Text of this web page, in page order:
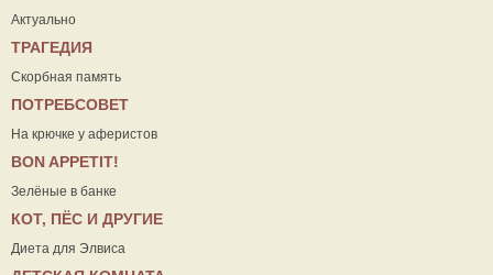
Актуально
ТРАГЕДИЯ
Скорбная память
ПОТРЕБСОВЕТ
На крючке у аферистов
ВON APPETIT!
Зелёные в банке
КОТ, ПЁС И ДРУГИЕ
Диета для Элвиса